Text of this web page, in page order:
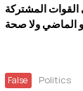
القوات المشتركة
الماضي ولا صحة
False Politics